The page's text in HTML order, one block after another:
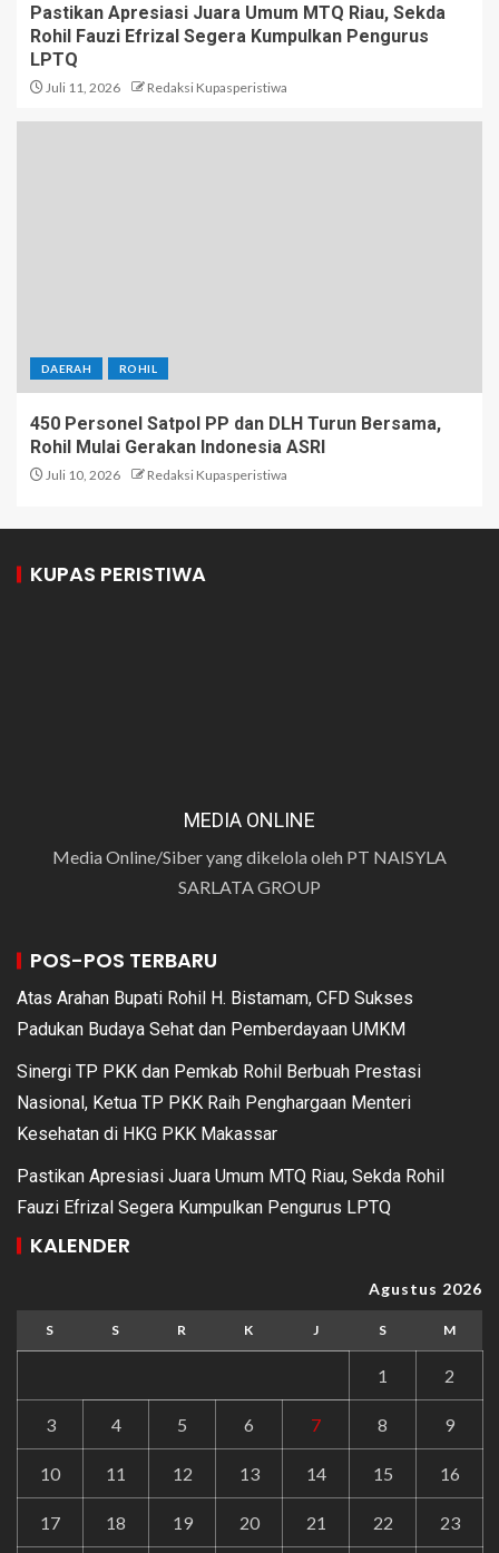
Pastikan Apresiasi Juara Umum MTQ Riau, Sekda
Rohil Fauzi Efrizal Segera Kumpulkan Pengurus
LPTQ
Juli 11, 2026 Redaksi Kupasperistiwa
DAERAH ROHIL
450 Personel Satpol PP dan DLH Turun Bersama,
Rohil Mulai Gerakan Indonesia ASRI
Juli 10, 2026 Redaksi Kupasperistiwa
KUPAS PERISTIWA
MEDIA ONLINE
Media Online/Siber yang dikelola oleh PT NAISYLA
SARLATA GROUP
POS-POS TERBARU
Atas Arahan Bupati Rohil H. Bistamam, CFD Sukses
Padukan Budaya Sehat dan Pemberdayaan UMKM
Sinergi TP PKK dan Pemkab Rohil Berbuah Prestasi
Nasional, Ketua TP PKK Raih Penghargaan Menteri
Kesehatan di HKG PKK Makassar
Pastikan Apresiasi Juara Umum MTQ Riau, Sekda Rohil
Fauzi Efrizal Segera Kumpulkan Pengurus LPTQ
KALENDER
Agustus 2026
S S R K J S M
1 2
3 4 5 6 7 8 9
10 11 12 13 14 15 16
17 18 19 20 21 22 23